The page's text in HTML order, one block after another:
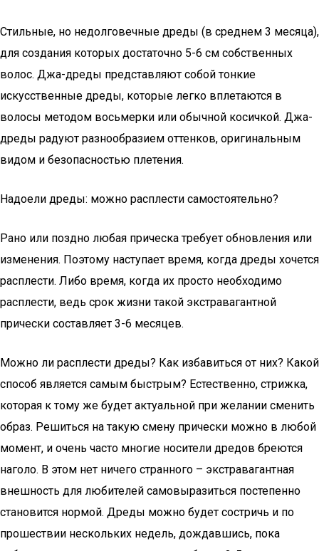
Стильные, но недолговечные дреды (в среднем 3 месяца),
для создания которых достаточно 5-6 см собственных
волос. Джа-дреды представляют собой тонкие
искусственные дреды, которые легко вплетаются в
волосы методом восьмерки или обычной косичкой. Джа-
дреды радуют разнообразием оттенков, оригинальным
видом и безопасностью плетения.
Надоели дреды: можно расплести самостоятельно?
Рано или поздно любая прическа требует обновления или
изменения. Поэтому наступает время, когда дреды хочется
расплести. Либо время, когда их просто необходимо
расплести, ведь срок жизни такой экстравагантной
прически составляет 3-6 месяцев.
Можно ли расплести дреды? Как избавиться от них? Какой
способ является самым быстрым? Естественно, стрижка,
которая к тому же будет актуальной при желании сменить
образ. Решиться на такую смену прически можно в любой
момент, и очень часто многие носители дредов бреются
наголо. В этом нет ничего странного – экстравагантная
внешность для любителей самовыразиться постепенно
становится нормой. Дреды можно будет состричь и по
прошествии нескольких недель, дождавшись, пока